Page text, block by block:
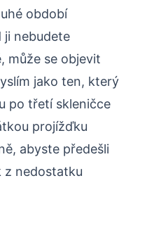
období
ji nebudete
může se objevit
jako ten, který
po třetí skleničce
projížďku
abyste předešli
z nedostatku